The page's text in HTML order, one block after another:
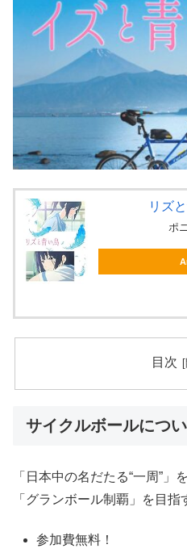
リズ
ポ
目次
サイクルボールにつ
「日本中の名だたる“一周”
「グランボール制覇」を目指
参加費無料！